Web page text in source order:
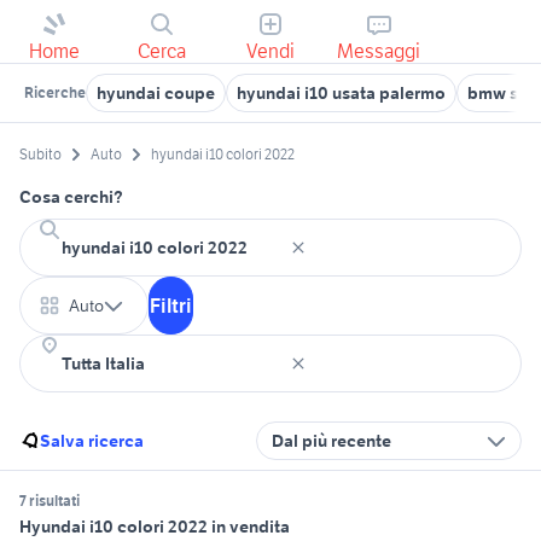
Home Cerca Vendi Messaggi
Ricerche hyundai coupe hyundai i10 usata palermo bmw
Subito Auto hyundai i10 colori 2022
Cosa cerchi?
Auto Filtri
Salva ricerca Dal più recente
7 risultati
Hyundai i10 colori 2022 in vendita